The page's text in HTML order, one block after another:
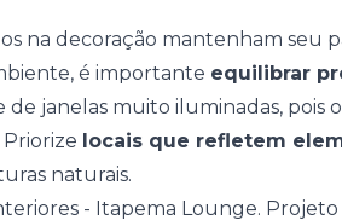
na decoração mantenham seu
é importante equilibrar
de janelas muito iluminadas, pois
locais que refletem
naturais.